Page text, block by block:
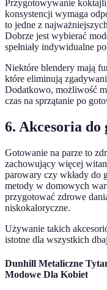
Przygotowywanie
konsystencji wymaga
to jedne z
Dobrze jest wybierać
spełniały indywidualne
Niektóre blendery mają
które eliminują
Dodatkowo, możliwość
czas na sprzątanie po
6. Akcesoria do
Gotowanie na parze to
zachowujący więcej
parowary czy wkłady do
metody w domowych
przygotować zdrowe
niskokaloryczne.
Używanie takich
istotne dla wszystkich
Dunhill Metaliczne
Modowe Dla Kobiet